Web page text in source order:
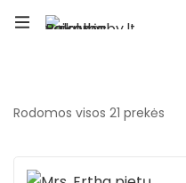
Rodomos visos 21 prekės